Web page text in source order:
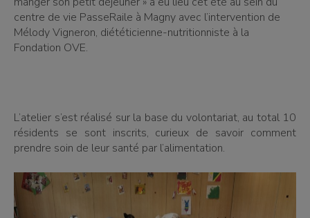
centre de vie PasseRaile à Magny avec l’intervention de
Mélody Vigneron, diététicienne-nutritionniste à la
Fondation OVE.
L’atelier s’est réalisé sur la base du volontariat, au total 10
résidents se sont inscrits, curieux de savoir comment
prendre soin de leur santé par l’alimentation.